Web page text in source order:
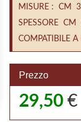
MISURE : CM
SPESSORE CM
COMPATIBILE
Prezzo
29,50 €